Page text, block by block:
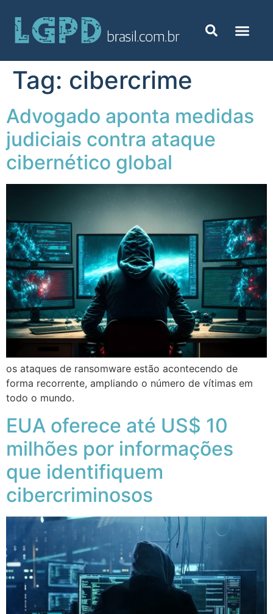
Tag: cibercrime
Advogado aponta medidas
judiciais contra ataque
cibernético global
os ataques de ransomware estão acontecendo de
forma recorrente, ampliando o número de vítimas em
todo o mundo.
EUA oferece até US$ 10
milhões por informações
que identifiquem
cibercriminosos